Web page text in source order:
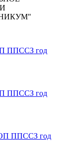
ППССЗ год
ППССЗ год
ППССЗ год